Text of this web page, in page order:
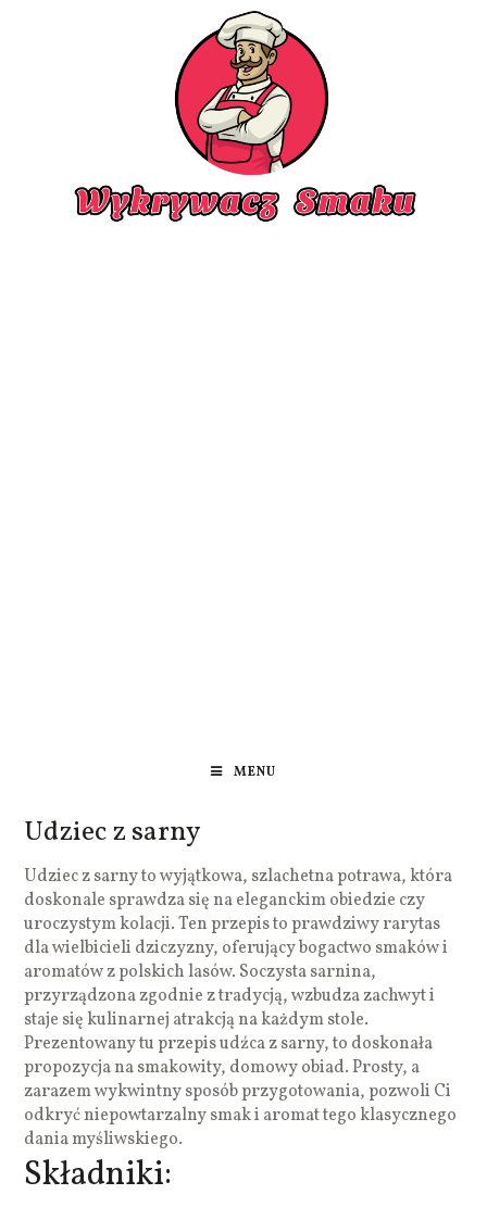
MENU
Udziec z sarny
Udziec z sarny to wyjątkowa, szlachetna potrawa, która
doskonale sprawdza się na eleganckim obiedzie czy
uroczystym kolacji. Ten przepis to prawdziwy rarytas
dla wielbicieli dziczyzny, oferujący bogactwo smaków i
aromatów z polskich lasów. Soczysta sarnina,
przyrządzona zgodnie z tradycją, wzbudza zachwyt i
staje się kulinarnej atrakcją na każdym stole.
Prezentowany tu przepis udźca z sarny, to doskonała
propozycja na smakowity, domowy obiad. Prosty, a
zarazem wykwintny sposób przygotowania, pozwoli Ci
odkryć niepowtarzalny smak i aromat tego klasycznego
dania myśliwskiego.
Składniki: